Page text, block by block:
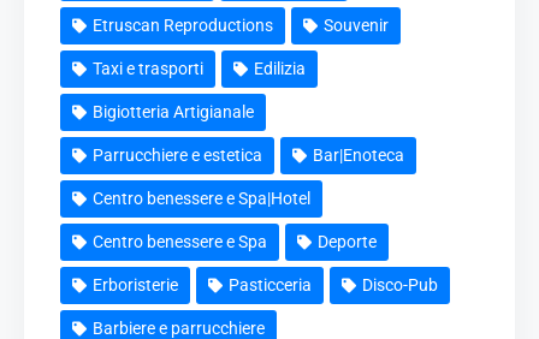
Etruscan Reproductions Souvenir
Taxi e trasporti Edilizia
Bigiotteria Artigianale
Parrucchiere e estetica Bar|Enoteca
Centro benessere e Spa|Hotel
Centro benessere e Spa Deporte
Erboristerie Pasticceria Disco-Pub
Barbiere e parrucchiere